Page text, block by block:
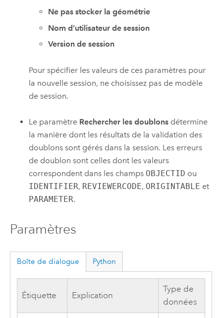
Ne pas stocker la géométrie
Nom d’utilisateur de session
Version de session
Pour spécifier les valeurs de ces paramètres pour
la nouvelle session, ne choisissez pas de modèle
de session.
Le paramètre Rechercher les doublons détermine
la manière dont les résultats de la validation des
doublons sont gérés dans la session. Les erreurs
de doublon sont celles dont les valeurs
correspondent dans les champs OBJECTID ou
IDENTIFIER, REVIEWERCODE, ORIGINTABLE et
PARAMETER.
Paramètres
Boîte de dialogue Python
Étiquette Explication
Type de
données